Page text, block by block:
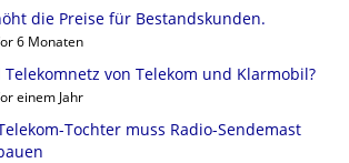
die Preise für Bestandskunden.
6 Monaten
von Telekom und Klarmobil?
einem Jahr
Tochter muss Radio-Sendemast